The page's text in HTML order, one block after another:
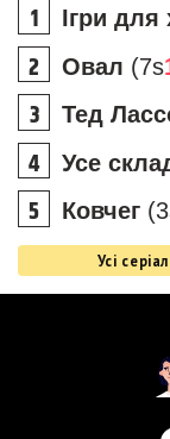
Ігри для
Овал (7s
Тед
Усе
Ковчег
Усі